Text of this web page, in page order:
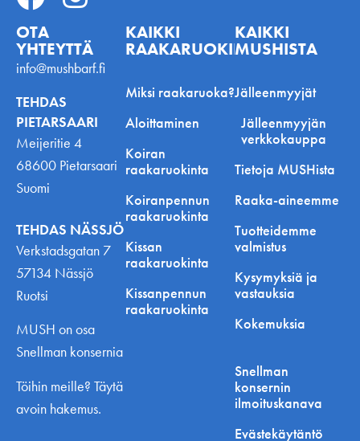
OTA
YHTEYTTÄ
info@mushbarf.fi
TEHDAS
PIETARSAARI
Meijeritie 4
68600 Pietarsaari
Suomi
TEHDAS NÄSSJÖ
Verkstadsgatan 7
57134 Nässjö
Ruotsi
MUSH on osa
Snellman konsernia
Töihin meille? Täytä
avoin hakemus.
KAIKKI
RAAKARUOKINNASTA
Miksi raakaruoka?
Aloittaminen
Koiran
raakaruokinta
Koiranpennun
raakaruokinta
Kissan
raakaruokinta
Kissanpennun
raakaruokinta
KAIKKI
MUSHISTA
Jälleenmyyjät
Jälleenmyyjän
verkkokauppa
Tietoja MUSHista
Raaka-aineemme
Tuotteidemme
valmistus
Kysymyksiä ja
vastauksia
Kokemuksia
Snellman
konsernin
ilmoituskanava
Evästekäytäntö